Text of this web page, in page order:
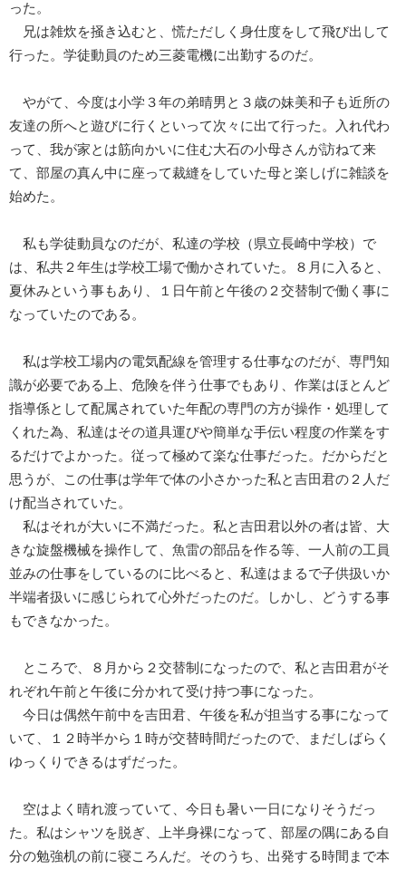
った。
兄は雑炊を掻き込むと、慌ただしく身仕度をして飛び出して
行った。学徒動員のため三菱電機に出勤するのだ。
やがて、今度は小学３年の弟晴男と３歳の妹美和子も近所の
友達の所へと遊びに行くといって次々に出て行った。入れ代わ
って、我が家とは筋向かいに住む大石の小母さんが訪ねて来
て、部屋の真ん中に座って裁縫をしていた母と楽しげに雑談を
始めた。
私も学徒動員なのだが、私達の学校（県立長崎中学校）で
は、私共２年生は学校工場で働かされていた。８月に入ると、
夏休みという事もあり、１日午前と午後の２交替制で働く事に
なっていたのである。
私は学校工場内の電気配線を管理する仕事なのだが、専門知
識が必要である上、危険を伴う仕事でもあり、作業はほとんど
指導係として配属されていた年配の専門の方が操作・処理して
くれた為、私達はその道具運びや簡単な手伝い程度の作業をす
るだけでよかった。従って極めて楽な仕事だった。だからだと
思うが、この仕事は学年で体の小さかった私と吉田君の２人だ
け配当されていた。
私はそれが大いに不満だった。私と吉田君以外の者は皆、大
きな旋盤機械を操作して、魚雷の部品を作る等、一人前の工員
並みの仕事をしているのに比べると、私達はまるで子供扱いか
半端者扱いに感じられて心外だったのだ。しかし、どうする事
もできなかった。
ところで、８月から２交替制になったので、私と吉田君がそ
れぞれ午前と午後に分かれて受け持つ事になった。
今日は偶然午前中を吉田君、午後を私が担当する事になって
いて、１２時半から１時が交替時間だったので、まだしばらく
ゆっくりできるはずだった。
空はよく晴れ渡っていて、今日も暑い一日になりそうだっ
た。私はシャツを脱ぎ、上半身裸になって、部屋の隅にある自
分の勉強机の前に寝ころんだ。そのうち、出発する時間まで本